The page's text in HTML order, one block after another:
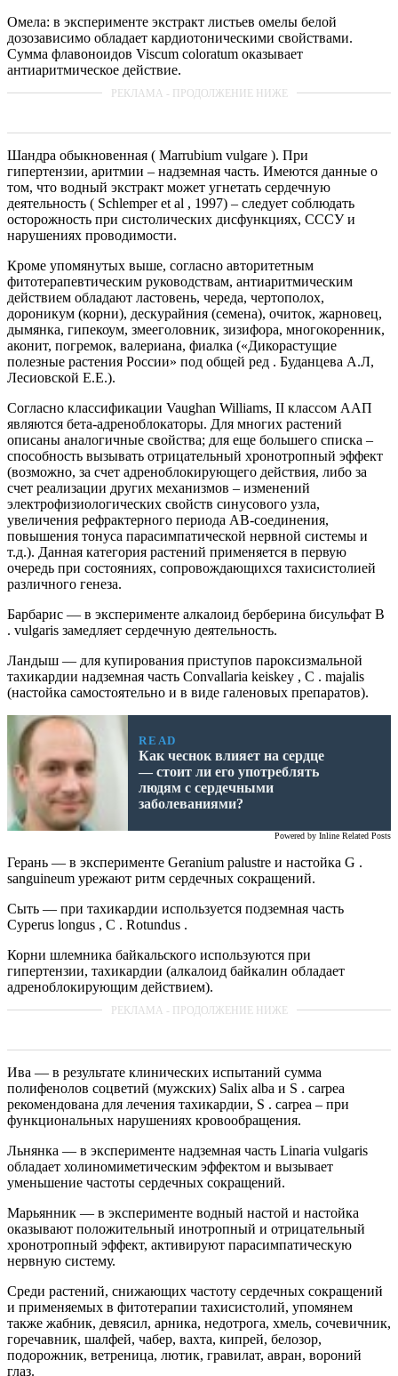
Омела: в эксперименте экстракт листьев омелы белой
дозозависимо обладает кардиотоническими свойствами.
Сумма флавоноидов Viscum coloratum оказывает
антиаритмическое действие.
Шандра обыкновенная ( Marrubium vulgare ). При
гипертензии, аритмии – надземная часть. Имеются данные о
том, что водный экстракт может угнетать сердечную
деятельность ( Schlemper et al , 1997) – следует соблюдать
осторожность при систолических дисфункциях, СССУ и
нарушениях проводимости.
Кроме упомянутых выше, согласно авторитетным
фитотерапевтическим руководствам, антиаритмическим
действием обладают ластовень, череда, чертополох,
дороникум (корни), дескурайния (семена), очиток, жарновец,
дымянка, гипекоум, змееголовник, зизифора, многокоренник,
аконит, погремок, валериана, фиалка («Дикорастущие
полезные растения России» под общей ред . Буданцева А.Л,
Лесиовской Е.Е.).
Согласно классификации Vaughan Williams, II классом ААП
являются бета-адреноблокаторы. Для многих растений
описаны аналогичные свойства; для еще большего списка –
способность вызывать отрицательный хронотропный эффект
(возможно, за счет адреноблокирующего действия, либо за
счет реализации других механизмов – изменений
электрофизиологических свойств синусового узла,
увеличения рефрактерного периода АВ-соединения,
повышения тонуса парасимпатической нервной системы и
т.д.). Данная категория растений применяется в первую
очередь при состояниях, сопровождающихся тахисистолией
различного генеза.
Барбарис — в эксперименте алкалоид берберина бисульфат B
. vulgaris замедляет сердечную деятельность.
Ландыш — для купирования приступов пароксизмальной
тахикардии надземная часть Convallaria keiskey , C . majalis
(настойка самостоятельно и в виде галеновых препаратов).
READ
Как чеснок влияет на сердце
— стоит ли его употреблять
людям с сердечными
заболеваниями?
Powered by Inline Related Posts
Герань — в эксперименте Geranium palustre и настойка G .
sanguineum урежают ритм сердечных сокращений.
Сыть — при тахикардии используется подземная часть
Cyperus longus , C . Rotundus .
Корни шлемника байкальского используются при
гипертензии, тахикардии (алкалоид байкалин обладает
адреноблокирующим действием).
Ива — в результате клинических испытаний сумма
полифенолов соцветий (мужских) Salix alba и S . carpea
рекомендована для лечения тахикардии, S . carpea – при
функциональных нарушениях кровообращения.
Льнянка — в эксперименте надземная часть Linaria vulgaris
обладает холиномиметическим эффектом и вызывает
уменьшение частоты сердечных сокращений.
Марьянник — в эксперименте водный настой и настойка
оказывают положительный инотропный и отрицательный
хронотропный эффект, активируют парасимпатическую
нервную систему.
Среди растений, снижающих частоту сердечных сокращений
и применяемых в фитотерапии тахисистолий, упомянем
также жабник, девясил, арника, недотрога, хмель, сочевичник,
горечавник, шалфей, чабер, вахта, кипрей, белозор,
подорожник, ветреница, лютик, гравилат, авран, вороний
глаз.